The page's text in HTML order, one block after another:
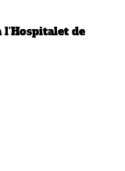
l'Hospitalet de